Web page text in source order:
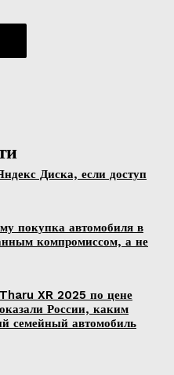
Диска, если доступ
покупка автомобиля в
компромиссом, а не
XR 2025 по цене
России, каким
семейный автомобиль